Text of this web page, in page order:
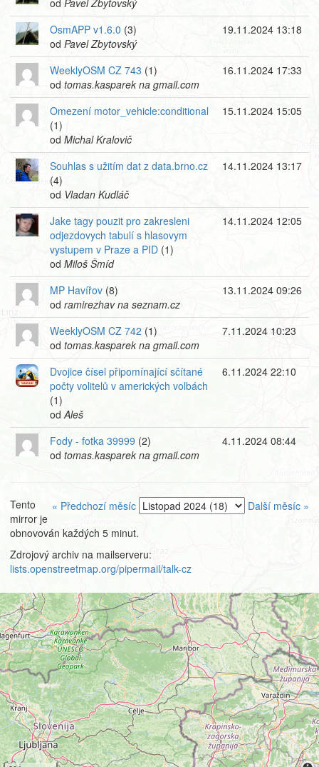
od Pavel Zbytovský
OsmAPP v1.6.0 (3)
od Pavel Zbytovský
19.11.2024 13:18
WeeklyOSM CZ 743 (1)
od tomas.kasparek na gmail.com
16.11.2024 17:33
Omezení motor_vehicle:conditional
(1)
od Michal Kralovič
15.11.2024 15:05
Souhlas s užitím dat z data.brno.cz
(4)
od Vladan Kudláč
14.11.2024 13:17
Jake tagy pouzit pro zakresleni
odjezdovych tabulí s hlasovym
vystupem v Praze a PID (1)
od Miloš Šmíd
14.11.2024 12:05
MP Havířov (8)
od ramirezhav na seznam.cz
13.11.2024 09:26
WeeklyOSM CZ 742 (1)
od tomas.kasparek na gmail.com
7.11.2024 10:23
Dvojice čísel připomínající sčítané
počty volitelů v amerických volbách
(1)
odAleš
6.11.2024 22:10
Fody - fotka 39999 (2)
od tomas.kasparek na gmail.com
4.11.2024 08:44
« Předchozí měsíc Další měsíc »
Tento
mirror je
obnovován každých 5 minut.
Zdrojový archiv na mailserveru:
lists.openstreetmap.org/pipermail/talk-cz